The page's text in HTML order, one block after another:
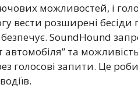
можливостей, і
вести розширені бесіди
SoundHound
та можливість
голосові запити. Це